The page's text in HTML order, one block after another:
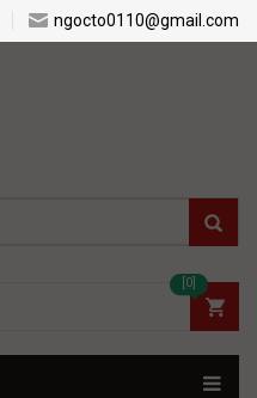
ngocto0110@gmail.com
[0]